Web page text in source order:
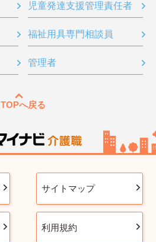
児童発達支援管理責任者
福祉用具専門相談員
管理者
TOPへ戻る
サイトマップ
利用規約